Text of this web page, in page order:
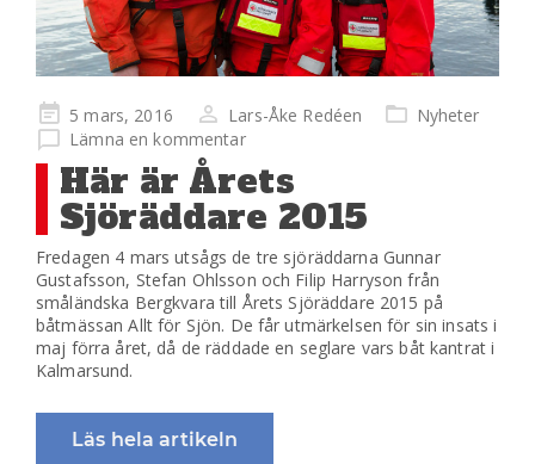
Publicerad
på
5 mars, 2016 Lars-Åke Redéen
Nyheter
Lämna en kommentar
Här är Årets
Sjöräddare 2015
Fredagen 4 mars utsågs de tre sjöräddarna Gunnar
Gustafsson, Stefan Ohlsson och Filip Harryson från
småländska Bergkvara till Årets Sjöräddare 2015 på
båtmässan Allt för Sjön. De får utmärkelsen för sin insats i
maj förra året, då de räddade en seglare vars båt kantrat i
Kalmarsund.
Läs hela artikeln